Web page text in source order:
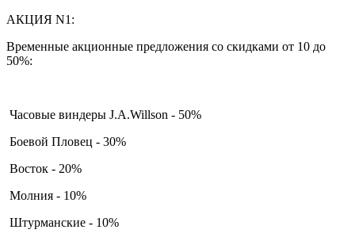
АКЦИЯ N1:
Временные акционные предложения со скидками от 10 до
50%:
Часовые виндеры J.A.Willson - 50%
Боевой Пловец - 30%
Восток - 20%
Молния - 10%
Штурманские - 10%